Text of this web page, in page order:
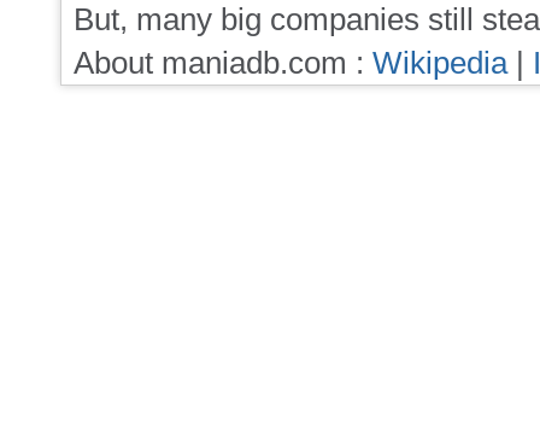
But, many big companies still
About maniadb.com : Wikipedia|